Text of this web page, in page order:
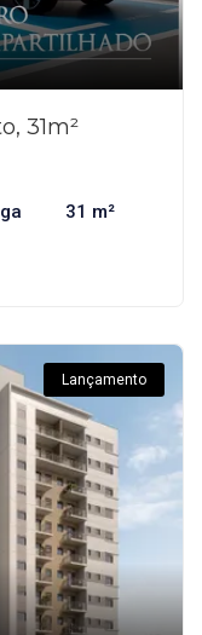
31m²
31 m²
Lançamento